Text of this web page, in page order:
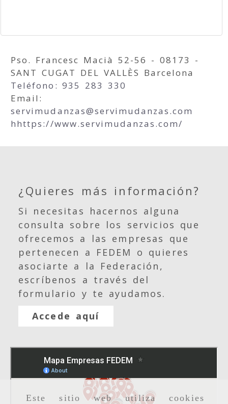
Este sitio web utiliza cookies
Pso. Francesc Macià 52-56 - 08173 -
SANT CUGAT DEL VALLÈS Barcelona
Teléfono: 935 283 330
Email:
servimudanzas
servimudanzas.com
hhttps://www.servimudanzas.com/
¿Quieres más información?
Si necesitas hacernos alguna
consulta sobre los servicios que
ofrecemos a las empresas que
pertenecen a FEDEM o quieres
asociarte a la Federación,
escríbenos a través del
formulario y te ayudamos.
Accede aquí